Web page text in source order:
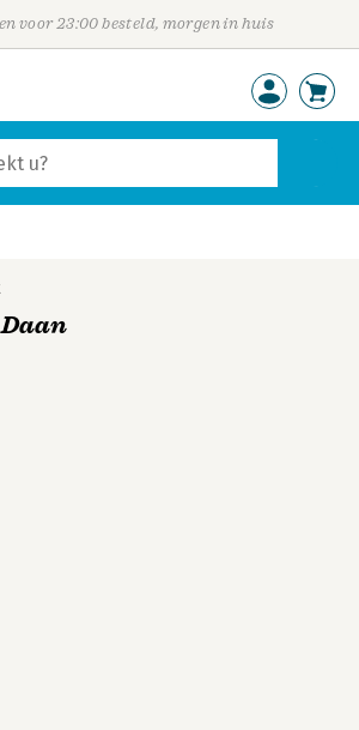
voor 23:00 besteld, morgen in huis